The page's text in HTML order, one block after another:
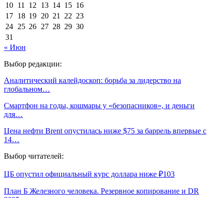
10 11 12 13 14 15 16
17 18 19 20 21 22 23
24 25 26 27 28 29 30
31
« Июн
Выбор редакции:
Аналитический калейдоскоп: борьба за лидерство на
глобальном…
Смартфон на годы, кошмары у «безопасников», и деньги
для…
Цена нефти Brent опустилась ниже $75 за баррель впервые с
14…
Выбор читателей:
ЦБ опустил официальный курс доллара ниже ₽103
План Б Железного человека. Резервное копирование и DR